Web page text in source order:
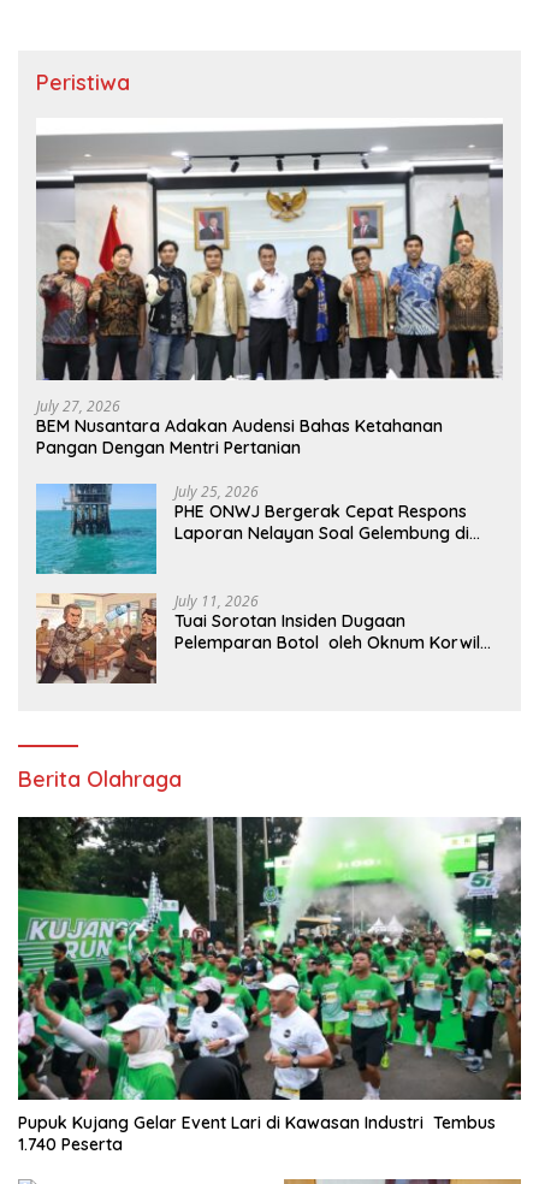
Peristiwa
July 27, 2026
BEM Nusantara Adakan Audensi Bahas Ketahanan
Pangan Dengan Mentri Pertanian
July 25, 2026
PHE ONWJ Bergerak Cepat Respons
Laporan Nelayan Soal Gelembung di
July 11, 2026
Tuai Sorotan Insiden Dugaan
Pelemparan Botol oleh Oknum Korwil
Berita Olahraga
Pupuk Kujang Gelar Event Lari di Kawasan Industri Tembus
1.740 Peserta